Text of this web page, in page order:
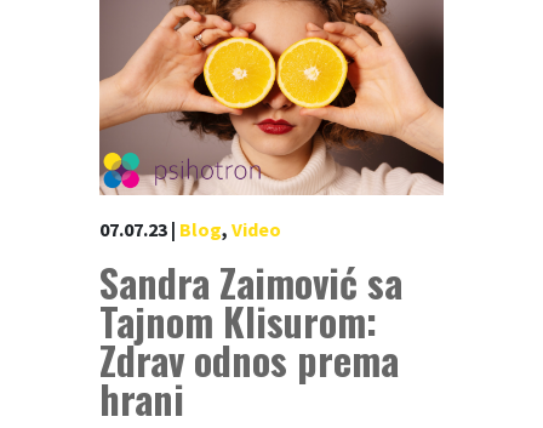
07.07.23 | Blog,Video
Sandra Zaimović sa
Tajnom Klisurom:
Zdrav odnos prema
hrani